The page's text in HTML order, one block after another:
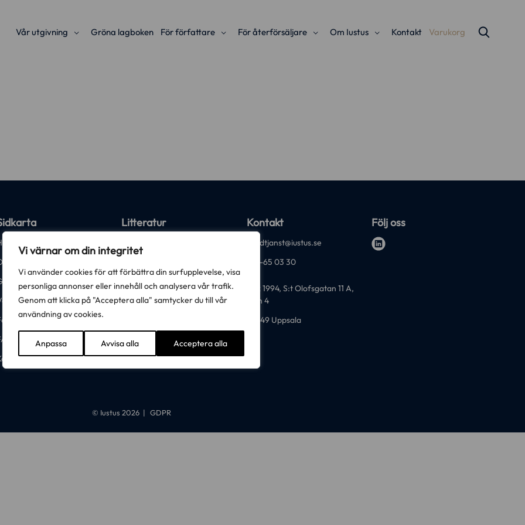
Vi värnar om din integritet
Vi använder cookies för att förbättra din surfupplevelse, visa
personliga annonser eller innehåll och analysera vår trafik.
Genom att klicka på "Acceptera alla" samtycker du till vår
användning av cookies.
Anpassa Avvisa alla Acceptera alla
Vår utgivning Gröna lagboken För författare För återförsäljare Om Iustus Kontakt Varukorg
Iustus
lagboken
utgivning
återförsäljare
Litteratur
Gröna lagboken
Kontakt
kundtjanst@iustus.se
018-65 03 30
Box 1994, S:t Olofsgatan 11 A,
plan 4
751 49 Uppsala
Följ oss
l
© Iustus 2026 GDPR